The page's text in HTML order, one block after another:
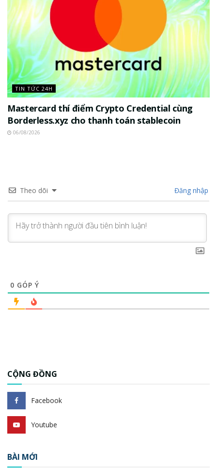
TIN TỨC 24H
Mastercard thí điểm Crypto Credential cùng
Borderless.xyz cho thanh toán stablecoin
06/08/2026
Theo dõi Đăng nhập
0 GÓP Ý
CỘNG ĐỒNG
Facebook
Youtube
BÀI MỚI